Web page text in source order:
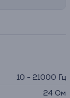
10 - 21000 Гц
24 Ом